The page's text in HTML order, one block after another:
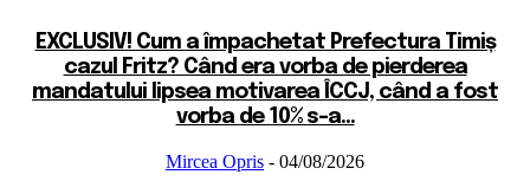
EXCLUSIV! Cum a împachetat Prefectura Timiș
cazul Fritz? Când era vorba de pierderea
mandatului lipsea motivarea ÎCCJ, când a fost
vorba de 10% s-a...
Mircea Opris - 04/08/2026